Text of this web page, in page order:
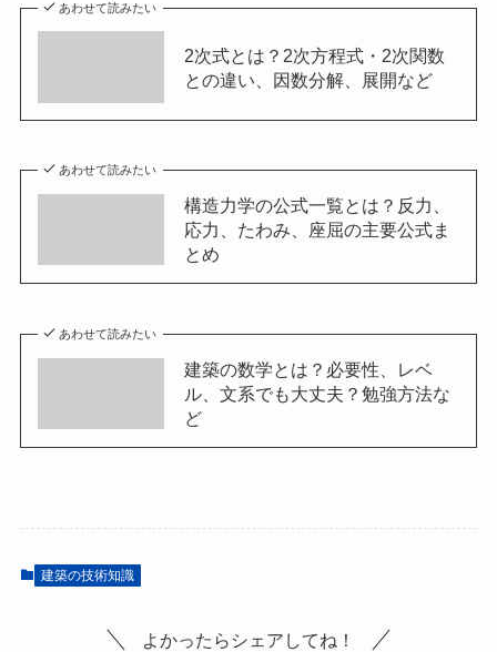
あわせて読みたい
2次式とは？2次方程式・2次関数
との違い、因数分解、展開など
あわせて読みたい
構造力学の公式一覧とは？反力、
応力、たわみ、座屈の主要公式ま
とめ
あわせて読みたい
建築の数学とは？必要性、レベ
ル、文系でも大丈夫？勉強方法な
ど
建築の技術知識
よかったらシェアしてね！